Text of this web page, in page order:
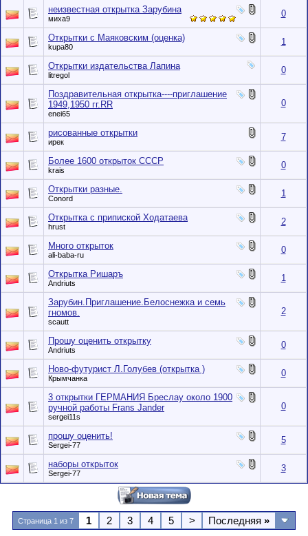
неизвестная открытка Зарубина
миха9 0
Открытки с Маяковским (оценка)
kupa80 1
Открытки издательства Лапина
litregol 0
Поздравительная открытка----приглашение
1949,1950 гг.RR
enei65
0
рисованные открытки
ирек 7
Более 1600 открыток СССР
krais 0
Открытки разные.
Conord 1
Открытка с припиской Ходатаева
hrust 2
Много открыток
ali-baba-ru 0
Открытка Ришаръ
Andriuts 1
Зарубин.Приглашение.Белоснежка и семь
гномов.
scautt
2
Прошу оценить открытку
Andriuts 0
Ново-футурист Л.Голубев (открытка )
Крымчанка 0
3 открытки ГЕРМАНИЯ Бреслау около 1900
ручной работы Frans Jander
sergei11s
0
прошу оценить!
Sergei-77 5
наборы открыток
Sergei-77 3
Страница 1 из 7 1 2 3 4 5 > Последняя »